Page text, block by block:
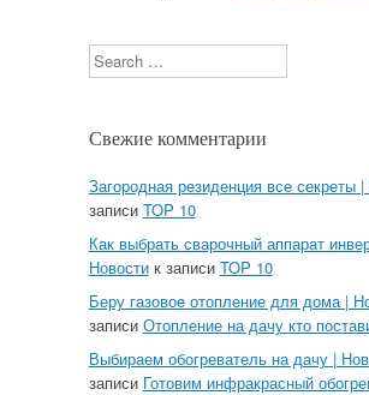
Search
Свежие комментарии
Загородная резиденция все секреты
записи TOP 10
Как выбрать сварочный аппарат
Новостик записи TOP 10
Беру газовое отопление для дома |
записи Отопление на дачу кто
Выбираем обогреватель на дачу |
записи Готовим инфракрасный